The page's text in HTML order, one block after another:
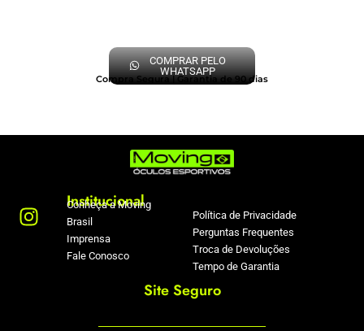
COMPRAR PELO
WHATSAPP
Compra Segura | Garantia de 90 dias
Institucional
Conheça a Moving
Brasil
Imprensa
Fale Conosco
Política de Privacidade
Perguntas Frequentes
Troca de Devoluções
Tempo de Garantia
Site Seguro